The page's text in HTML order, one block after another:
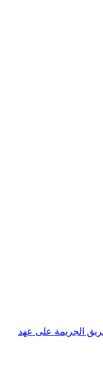
الجريمة على عهد